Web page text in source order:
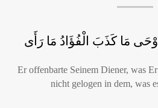
مَا كَذَبَ الْفُؤَادُ مَا رَأَى
Er offenbarte Seinem Diener, was
nicht gelogen in dem, was